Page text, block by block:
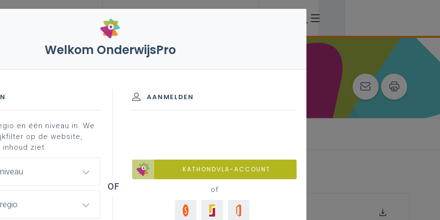
vakken en leerplannen 2de graad
finaliteit
achtergrond
Welkom OnderwijsPro
AANMELDEN
KATHONDVLA-ACCOUNT
of
en één niveau in. We
op de website,
ziet.